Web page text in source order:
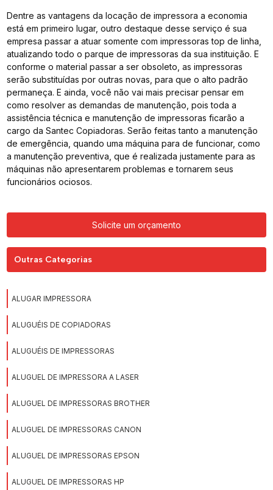
Dentre as vantagens da locação de impressora a economia
está em primeiro lugar, outro destaque desse serviço é sua
empresa passar a atuar somente com impressoras top de linha,
atualizando todo o parque de impressoras da sua instituição. E
conforme o material passar a ser obsoleto, as impressoras
serão substituídas por outras novas, para que o alto padrão
permaneça. E ainda, você não vai mais precisar pensar em
como resolver as demandas de manutenção, pois toda a
assistência técnica e manutenção de impressoras ficarão a
cargo da Santec Copiadoras. Serão feitas tanto a manutenção
de emergência, quando uma máquina para de funcionar, como
a manutenção preventiva, que é realizada justamente para as
máquinas não apresentarem problemas e tornarem seus
funcionários ociosos.
Solicite um orçamento
Outras Categorias
ALUGAR IMPRESSORA
ALUGUÉIS DE COPIADORAS
ALUGUÉIS DE IMPRESSORAS
ALUGUEL DE IMPRESSORA A LASER
ALUGUEL DE IMPRESSORAS BROTHER
ALUGUEL DE IMPRESSORAS CANON
ALUGUEL DE IMPRESSORAS EPSON
ALUGUEL DE IMPRESSORAS HP